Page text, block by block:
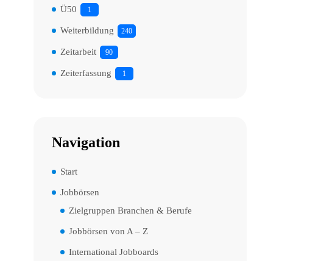
Ü50 1
Weiterbildung 240
Zeitarbeit 90
Zeiterfassung 1
Navigation
Start
Jobbörsen
Zielgruppen Branchen & Berufe
Jobbörsen von A – Z
International Jobboards